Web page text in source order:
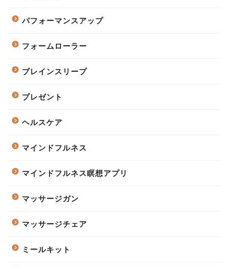
パフォーマンスアップ
フォームローラー
ブレインスリープ
プレゼント
ヘルスケア
マインドフルネス
マインドフルネス瞑想アプリ
マッサージガン
マッサージチェア
ミールキット